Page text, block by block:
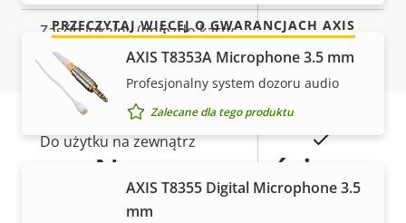
Zasób lokalny (gniazdo karty
pamięci)
Tak
Temperatura pracy
Do użytku na zewnątrz Tak
Klasa odporności na
IK10 Except
AXIS T8353A Microphone 3.5 mm
Profesjonalny system dozoru audio
Zalecane dla tego produktu
AXIS T8355 Digital Microphone 3.5
mm
PRZECZYTAJ WIĘCEJ O GWARANCJACH AXIS
Numery części